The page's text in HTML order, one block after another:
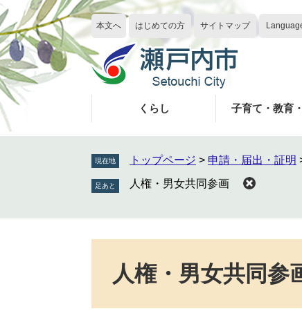
ペ
ー
ジ
の
先
頭
で
す
メ
ニ
ュ
ー
を
飛
ば
し
本文へ はじめての方 サイトマップ
くらし 子育て・教育
現在地 トップページ > 申請・届出・証明
人権・男女共同参画
人権・男女共同参